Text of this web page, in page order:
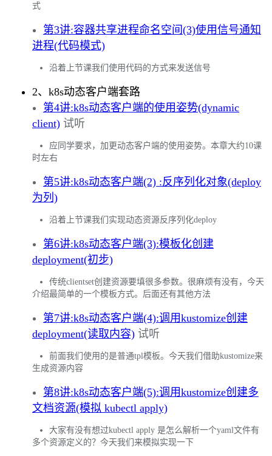
式
第3讲:容器共享进程命名空间(3)使用信号通知
进程(代码模式)
沿着上节课我们使用代码的方式来发送信号
2、k8s动态客户端套路
第4讲:k8s动态客户端的使用姿势(dynamic
client) 试听
应同学要求，加更动态客户端的使用姿势。本章大约10课
时左右
第5讲:k8s动态客户端(2) :反序列化对象(deploy
为列)
沿着上节课我们实现动态资源反序列化deploy
第6讲:k8s动态客户端(3):模板化创建
deployment(初步)
传统clientset创建资源要填很多参数。很麻烦有没有，今天
介绍最简单的一个模板方式。后面还有其他方法
第7讲:k8s动态客户端(4):调用kustomize创建
deployment(读取内容) 试听
前面我们使用的是普通tpl模板。今天我们借助kustomize来
生成资源内容
第8讲:k8s动态客户端(5):调用kustomize创建多
文档资源(模拟 kubectl apply)
大家有没有想过kubectl apply 是怎么解析一个yaml文件有
多个资源定义的？今天我们来模拟实现一下